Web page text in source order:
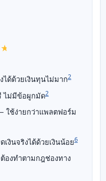
ด้ด้วยเงินทุนไม่มาก2
ม่มีข้อผูกมัด2
ใช้ง่ายกว่าแพลตฟอร์ม
เงินจริงได้ด้วยเงินน้อย6
งทำตามกฎช่องทาง